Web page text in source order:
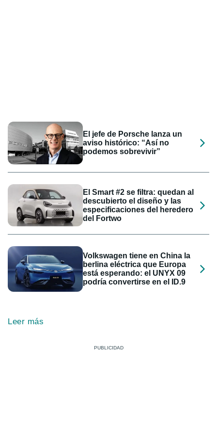
El jefe de Porsche lanza un
aviso histórico: “Así no
podemos sobrevivir”
El Smart #2 se filtra: quedan al
descubierto el diseño y las
especificaciones del heredero
del Fortwo
Volkswagen tiene en China la
berlina eléctrica que Europa
está esperando: el UNYX 09
podría convertirse en el ID.9
Leer más